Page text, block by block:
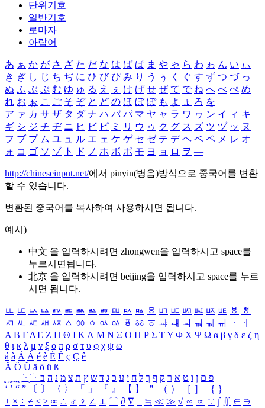
단위기호
일반기호
로마자
아랍어
あ ぁ か が さ ざ た だ な は ば ぱ ま や ゃ ら わ ゎ ん い ぃ
き ぎ し じ ち ぢ に ひ び ぴ み り う ぅ く ぐ す ず つ づ っ
ぬ ふ ぶ ぷ む ゆ ゅ る え ぇ け げ せ ぜ て で ね へ べ ぺ め
れ お ぉ こ ご そ ぞ と ど の ほ ぼ ぽ も よ ょ ろ を
ア ァ カ サ ザ タ ダ ナ ハ バ パ マ ヤ ャ ラ ワ ヮ ン イ ィ キ
ギ シ ジ チ ヂ ニ ヒ ビ ピ ミ リ ウ ゥ ク グ ス ズ ツ ヅ ッ ヌ
フ ブ プ ム ユ ュ ル エ ェ ケ ゲ セ ゼ テ デ ヘ ベ ペ メ レ オ
ォ コ ゴ ソ ゾ ト ド ノ ホ ボ ポ モ ヨ ョ ロ ヲ ―
http://chineseinput.net/에서 pinyin(병음)방식으로 중국어를 변환
할 수 있습니다.
변환된 중국어를 복사하여 사용하시면 됩니다.
예시)
中文 을 입력하시려면 zhongwen을 입력하시고 space를
누르시면됩니다.
北京 을 입력하시려면 beijing을 입력하시고 space를 누르
시면 됩니다.
ㅥ ㅦ ㅧ ㅨ ㅩ ㅪ ㅫ ㅬ ㅭ ㅮ ㅯ ㅰ ㅱ ㅲ ㅳ ㅴ ㅵ ㅶ ㅷ ㅸ
ㅹ
ㅺ ㅻ ㅼ ㅽ ㅾ ㅿ ㆀ ㆁ ㆂ ㆃ ㆄ ㆅ ㆆ ㆇ ㆈ ㆉ ㆊ ㆋ ㆌ ㆍ
ㆎ
Α Β ΓΔ Ε Ζ Η Θ Ι ΚΛ Μ Ν Ξ Ο Π Ρ Σ ΤΥ Φ Χ Ψ Ω α β γ δ ε ζ η
θ ι κ λ μ ν ξ ο π ρ σ τ υ φ χ ψ ω
á à Á À é è É È ç Ç ê
Ä Ö Ü ä ö ü ß
ִֶֹ ֻּ ׁׂ פ ם ן ו ט א ר ק ף ך ל ח י ע כ ג ד ש ץ ת צ מ נ ה ב
‘ ’ “ ” 〔 〕 〈 〉 「 」 『 』 【 】 ＂ （ ） ［ ］ ｛ ｝
± × ÷ ≠ ≤ ≥ ∞ ∴ ♂ ♀ ∠ ⊥ ⌒ ∂ ∇ ≡ ≒ ≪ ≫ √ ∽ ∝ ∵ ∫ ∬ ∈ ∋